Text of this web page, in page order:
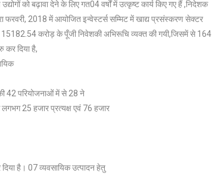
को बढ़ावा देने के लिए गत04 वर्षों में उत्कृष्ट कार्य किए गए हैं ,निदेशक
फरवरी, 2018 में आयोजित इन्वेस्टर्स सम्मिट में खाद्य प्रसंस्करण सेक्टर
15182.54 करोड़ के पूँजी निवेशकी अभिरूचि व्यक्त की गयी,जिसमें से 164
कर दिया है,
42 परियोजनाओं में से 28 ने
25 हजार प्रत्यक्ष एवं 76 हजार
है। 07 व्यवसायिक उत्पादन हेतु